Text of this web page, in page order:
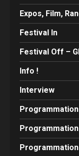
Expos, Film,
Festival In
Festival Off –
Info !
Interview